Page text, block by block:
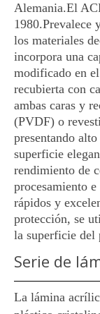
Alemania.El
1980.Prevalece
los materiales
incorpora una
modificado en
recubierta con
ambas caras y
(PVDF) o
presentando
superficie
rendimiento de
procesamiento
rápidos y
protección, se
la superficie del
Serie de
La lámina